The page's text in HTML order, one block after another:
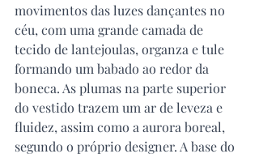
movimentos das luzes dançantes no
céu, com uma grande camada de
tecido de lantejoulas, organza e tule
formando um babado ao redor da
boneca. As plumas na parte superior
do vestido trazem um ar de leveza e
fluidez, assim como a aurora boreal,
segundo o próprio designer. A base do